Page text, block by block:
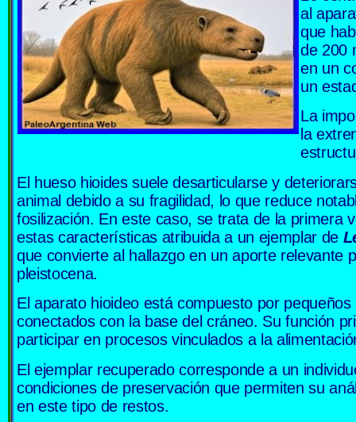
al
que
de 200
en un
un
La
la
El hueso hioides suele desarticularse y
animal debido a su fragilidad, lo que reduce
fosilización. En este caso, se trata de la primera
estas características atribuida a un ejemplar de
que convierte al hallazgo en un aporte relevante
pleistocena.
El aparato hioideo está compuesto por
conectados con la base del cráneo. Su función
participar en procesos vinculados a la
El ejemplar recuperado corresponde a un
condiciones de preservación que permiten su
en este tipo de restos.